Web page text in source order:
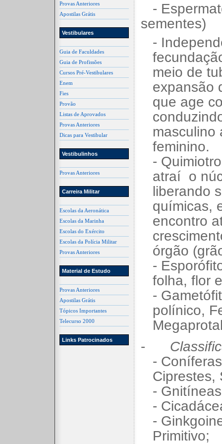
Provas Anteriores
Apostilas Grátis
Vestibulares
Guia de Faculdades
Guia de Profissões
Cursos Pré-Vestibulares
Enem
Fies
Provão
Listas de Aprovados
Provas Anteriores
Dicas para Vestibular
Vestibulinhos
Provas Anteriores
Carreira Militar
Escolas da Aeronática
Escolas da Marinha
Escolas do Exército
Escolas da Polícia Militar
Provas Anteriores
Material de Estudo
Provas Anteriores
Apostilas Grátis
Tópicos Importantes
Telecurso 2000
Links Patrocinados
-
sementes)
-
meio de
expansão
que age
masculino
feminino.
-
atraí o
liberando
químicas,
encontro
órgão
-
folha, flor
-
polínico,
-
-
Ciprestes,
-
-
-
Primitivo;